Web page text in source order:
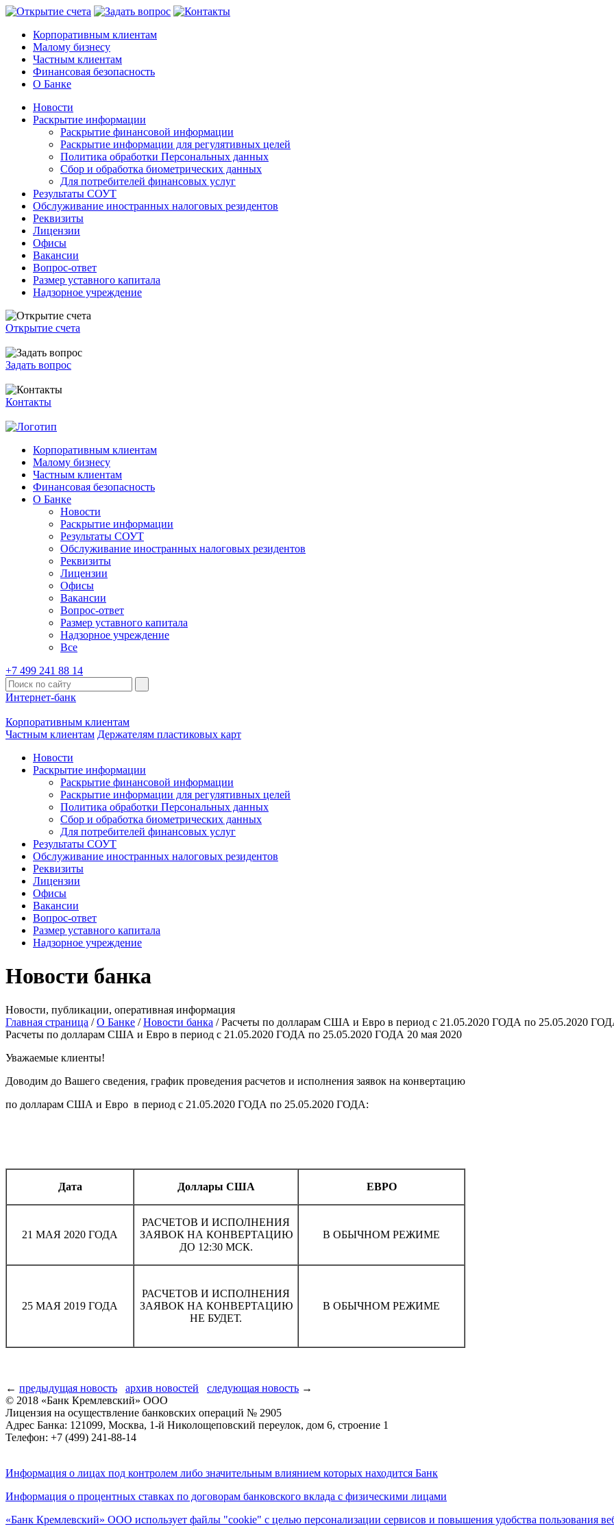
Корпоративным клиентам
Малому бизнесу
Частным клиентам
Финансовая безопасность
О Банке
Новости
Раскрытие информации
Раскрытие финансовой информации
Раскрытие информации для регулятивных целей
Политика обработки Персональных данных
Сбор и обработка биометрических данных
Для потребителей финансовых услуг
Результаты СОУТ
Обслуживание иностранных налоговых резидентов
Реквизиты
Лицензии
Офисы
Вакансии
Вопрос-ответ
Размер уставного капитала
Надзорное учреждение
Открытие счета
Задать вопрос
Контакты
Корпоративным клиентам
Малому бизнесу
Частным клиентам
Финансовая безопасность
О Банке
Новости
Раскрытие информации
Результаты СОУТ
Обслуживание иностранных налоговых резидентов
Реквизиты
Лицензии
Офисы
Вакансии
Вопрос-ответ
Размер уставного капитала
Надзорное учреждение
Все
+7 499 241 88 14
Интернет-банк
Корпоративным клиентам
Частным клиентам Держателям пластиковых карт
Новости
Раскрытие информации
Раскрытие финансовой информации
Раскрытие информации для регулятивных целей
Политика обработки Персональных данных
Сбор и обработка биометрических данных
Для потребителей финансовых услуг
Результаты СОУТ
Обслуживание иностранных налоговых резидентов
Реквизиты
Лицензии
Офисы
Вакансии
Вопрос-ответ
Размер уставного капитала
Надзорное учреждение
Новости банка
Новости, публикации, оперативная информация
Главная страница /О Банке /Новости банка /Расчеты по долларам США и Евро в период с 21.05.2020 ГОДА по 25.05.2020
Расчеты по долларам США и Евро в период с 21.05.2020 ГОДА по 25.05.2020 ГОДА 20 мая 2020
Уважаемые клиенты!
Доводим до Вашего сведения, график проведения расчетов и исполнения заявок на конвертацию
по долларам США и Евро в период с 21.05.2020 ГОДА по 25.05.2020 ГОДА:
Дата Доллары США ЕВРО
21 МАЯ 2020 ГОДА
РАСЧЕТОВ И ИСПОЛНЕНИЯ
ЗАЯВОК НА КОНВЕРТАЦИЮ
ДО 12:30 МСК.
В ОБЫЧНОМ РЕЖИМЕ
25 МАЯ 2019 ГОДА
РАСЧЕТОВ И ИСПОЛНЕНИЯ
ЗАЯВОК НА КОНВЕРТАЦИЮ
НЕ БУДЕТ.
В ОБЫЧНОМ РЕЖИМЕ
← предыдущая новость архив новостей следующая новость →
© 2018 «Банк Кремлевский» ООО
Лицензия на осуществление банковских операций № 2905
Адрес Банка: 121099, Москва, 1-й Николощеповский переулок, дом 6, строение 1
Телефон: +7 (499) 241-88-14
Информация о лицах под контролем либо значительным влиянием которых находится Банк
Информация о процентных ставках по договорам банковского вклада с физическими лицами
«Банк Кремлевский» ООО использует файлы "cookie" с целью персонализации сервисов и повышения удобства пользования